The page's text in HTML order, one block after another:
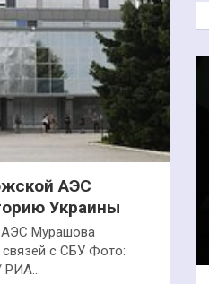
АЭС
Украины
АЭС Мурашова
с СБУ Фото:
РИА…